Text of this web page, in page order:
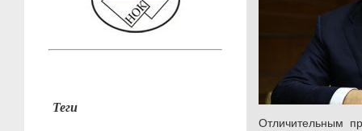
Теги
Отличительным